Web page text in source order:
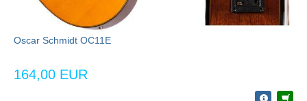
Oscar Schmidt OC11E
164,00 EUR